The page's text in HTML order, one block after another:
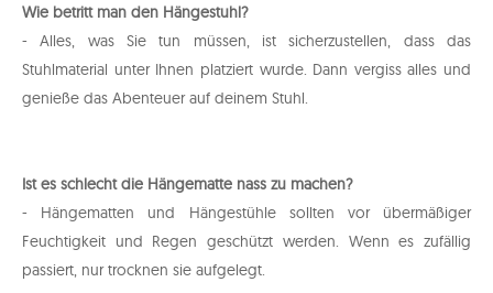
Wie betritt man den Hängestuhl?
- Alles, was Sie tun müssen, ist sicherzustellen, dass das
Stuhlmaterial unter Ihnen platziert wurde. Dann vergiss alles und
genieße das Abenteuer auf deinem Stuhl.
Ist es schlecht die Hängematte nass zu machen?
- Hängematten und Hängestühle sollten vor übermäßiger
Feuchtigkeit und Regen geschützt werden. Wenn es zufällig
passiert, nur trocknen sie aufgelegt.